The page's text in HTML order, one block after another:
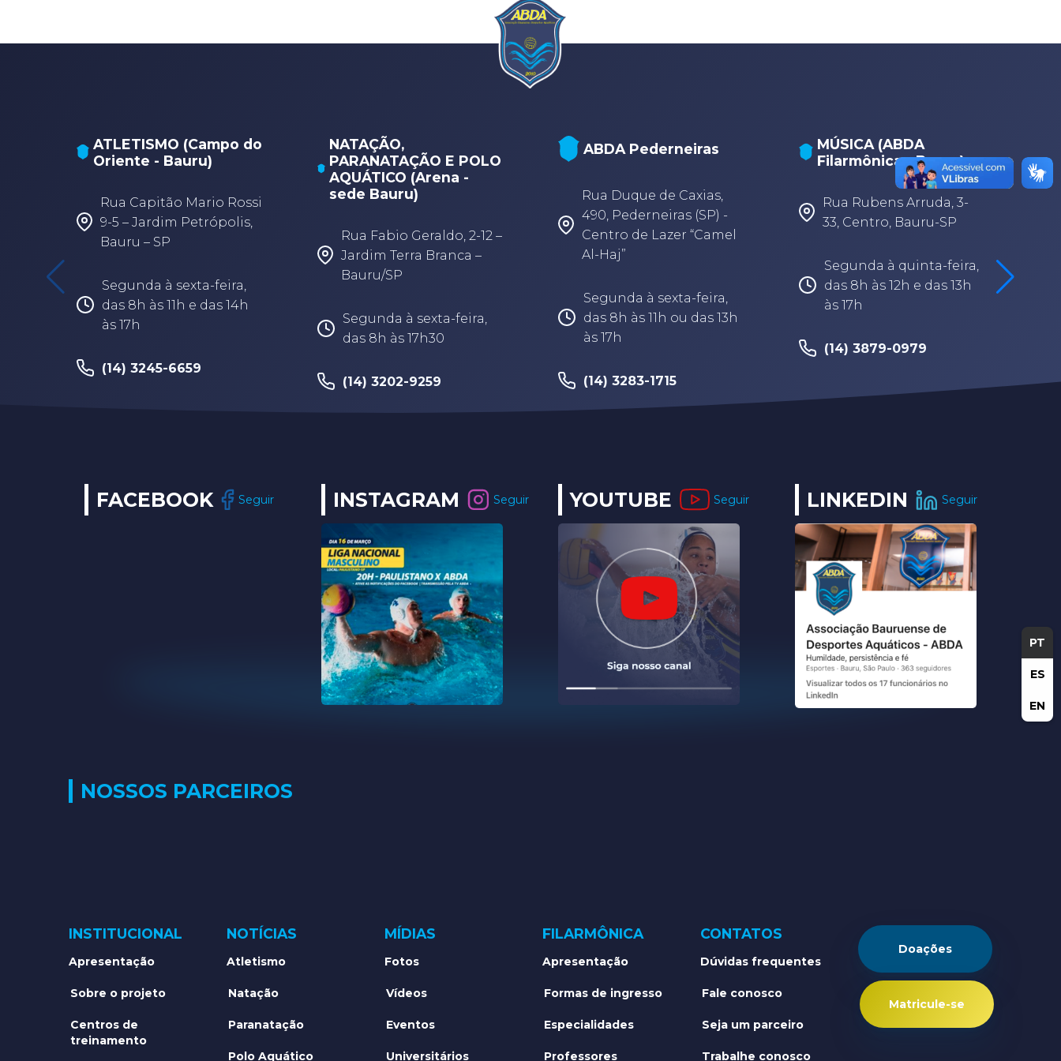
PT
ES
EN
ATLETISMO (Campo do
Oriente - Bauru)
Rua Capitão Mario Rossi
9-5 – Jardim Petrópolis,
Bauru – SP
Segunda à sexta-feira,
das 8h às 11h e das 14h
às 17h
(14) 3245-6659
NATAÇÃO,
PARANATAÇÃO E POLO
AQUÁTICO (Arena -
sede Bauru)
Rua Fabio Geraldo, 2-12 –
Jardim Terra Branca –
Bauru/SP
Segunda à sexta-feira,
das 8h às 17h30
(14) 3202-9259
ABDA Pederneiras
Rua Duque de Caxias,
490, Pederneiras (SP) -
Centro de Lazer “Camel
Al-Haj”
Segunda à sexta-feira,
das 8h às 11h ou das 13h
às 17h
(14) 3283-1715
MÚSICA (ABDA
Filarmônica - Bauru)
Rua Rubens Arruda, 3-
33, Centro, Bauru-SP
Segunda à quinta-feira,
das 8h às 12h e das 13h
às 17h
(14) 3879-0979
FACEBOOK Seguir INSTAGRAM Seguir YOUTUBE Seguir LINKEDIN Seguir
NOSSOS PARCEIROS
INSTITUCIONAL
Apresentação
Sobre o projeto
Centros de
treinamento
NOTÍCIAS
Atletismo
Natação
Paranatação
Polo Aquático
MÍDIAS
Fotos
Vídeos
Eventos
Universitários
FILARMÔNICA
Apresentação
Formas de ingresso
Especialidades
Professores
CONTATOS
Dúvidas frequentes
Fale conosco
Seja um parceiro
Trabalhe conosco
Doações
Matricule-se